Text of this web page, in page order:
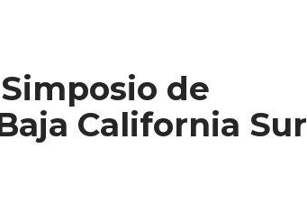
de
California Sur